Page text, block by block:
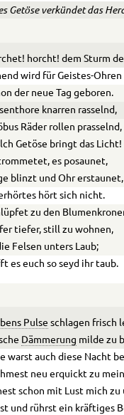
Getöse verkündet das
horcht! dem Sturm
wird für Geistes-Ohren
der neue Tag geboren.
knarren rasselnd,
Räder rollen prasselnd,
Getöse bringt das Licht!
es posaunet,
blinzt und Ohr erstaunet,
hört sich nicht.
zu den
tiefer, still zu wohnen,
Felsen unters Laub;
es euch so seyd ihr taub.
Pulse schlagen frisch
Dämmerung milde zu
warst auch diese Nacht
neu erquickt zu
schon mit Lust mich zu
und rührst ein kräftiges